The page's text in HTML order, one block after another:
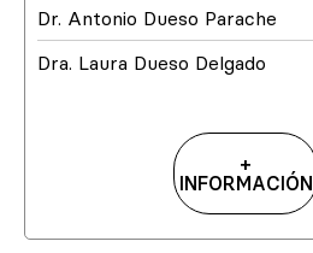
Dr. Antonio Dueso Parache
Dra. Laura Dueso Delgado
+
INFORMACIÓN